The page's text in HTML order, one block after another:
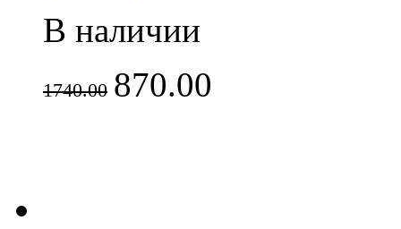
В наличии
1740.00 870.00